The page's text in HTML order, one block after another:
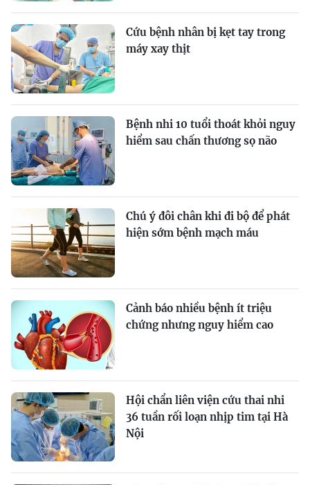
Cứu bệnh nhân bị kẹt tay trong
máy xay thịt
Bệnh nhi 10 tuổi thoát khỏi nguy
hiểm sau chấn thương sọ não
Chú ý đôi chân khi đi bộ để phát
hiện sớm bệnh mạch máu
Cảnh báo nhiều bệnh ít triệu
chứng nhưng nguy hiểm cao
Hội chẩn liên viện cứu thai nhi
36 tuần rối loạn nhịp tim tại Hà
Nội